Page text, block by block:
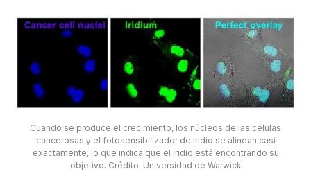
Cuando se produce el crecimiento, los núcleos de las células
cancerosas y el fotosensibilizador de iridio se alinean casi
exactamente, lo que indica que el iridio está encontrando su
objetivo. Crédito: Universidad de Warwick